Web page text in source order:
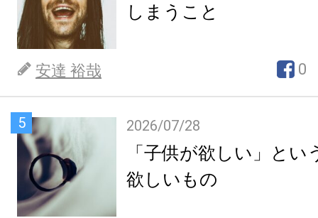
しまうこと
安達 裕哉 0
5 2026/07/28
「子供が欲しい」とい
欲しいもの